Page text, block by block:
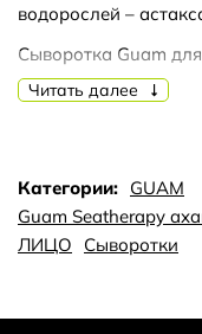
водорослей –
Сыворотка Guam
астаксантин,
Несколько капель
шею перед сном.
Читать далее
Категории: GUAM
Guam Seatherapy
ЛИЦО
Сыворотки